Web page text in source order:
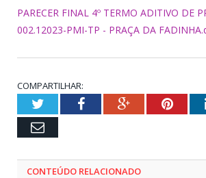
PARECER FINAL 4º TERMO ADITIVO DE
002.12023-PMI-TP - PRAÇA DA
COMPARTILHAR:
TwitterFacebookGoogle+
Email
CONTEÚDO RELACIONADO